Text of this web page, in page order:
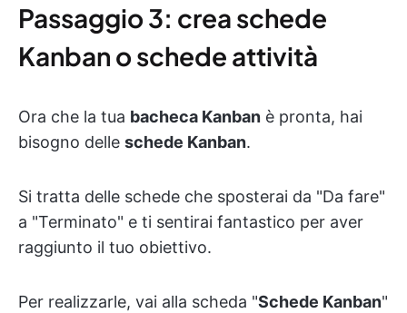
Passaggio 3: crea schede
Kanban o schede attività
Ora che la tua bacheca Kanban è pronta, hai
bisogno delle schede Kanban.
Si tratta delle schede che sposterai da "Da fare"
a "Terminato" e ti sentirai fantastico per aver
raggiunto il tuo obiettivo.
Per realizzarle, vai alla scheda "Schede Kanban"